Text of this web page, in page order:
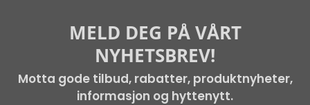
MELD DEG PÅ VÅRT
NYHETSBREV!
Motta gode tilbud, rabatter, produktnyheter,
informasjon og hyttenytt.